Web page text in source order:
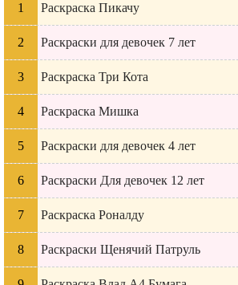
Раскраска Пикачу
Раскраски для девочек 7 лет
Раскраска Три Кота
Раскраска Мишка
Раскраски для девочек 4 лет
Раскраски Для девочек 12 лет
Раскраска Роналду
Раскраски Щенячий Патруль